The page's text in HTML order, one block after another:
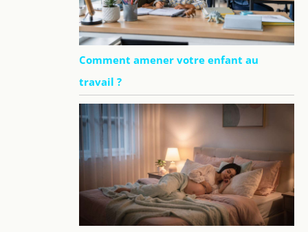
Comment amener votre enfant au
travail ?